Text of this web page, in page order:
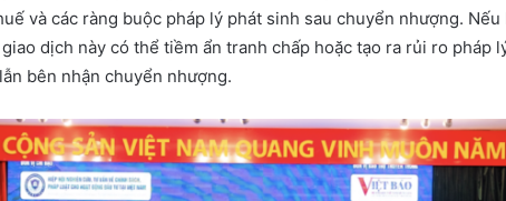
và các ràng buộc pháp lý phát sinh sau chuyển nhượng.
dịch này có thể tiềm ẩn tranh chấp hoặc tạo ra rủi ro pháp
bên nhận chuyển nhượng.